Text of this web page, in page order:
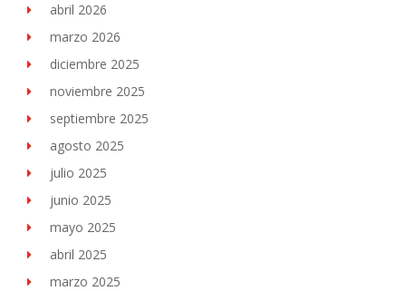
abril 2026
marzo 2026
diciembre 2025
noviembre 2025
septiembre 2025
agosto 2025
julio 2025
junio 2025
mayo 2025
abril 2025
marzo 2025